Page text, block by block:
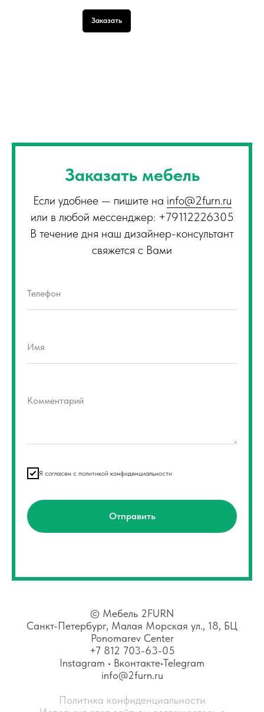
Заказать
Заказать мебель
Если удобнее — пишите на info@2furn.ru
или в любой мессенджер: +79112226305
В течение дня наш дизайнер-консультант
свяжется с Вами
Телефон
Имя
Комментарий
Я согласен с политикой конфиденциальности
Отправить
© Мебель 2FURN
Санкт-Петербург, Малая Морская ул., 18, БЦ
Ponomarev Center
+7 812 703-63-05
Instagram • Вконтакте•Telegram
info@2furn.ru
Политика конфиденциальности